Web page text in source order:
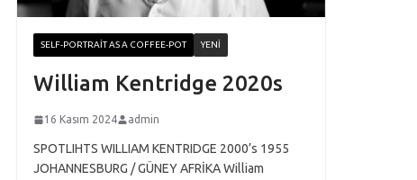
SELF-PORTRAIT AS A COFFEE-POT YENI
William Kentridge 2020s
16 Kasım 2024 admin
SPOTLIHTS WILLIAM KENTRIDGE 2000’s 1955
JOHANNESBURG / GÜNEY AFRİKA William